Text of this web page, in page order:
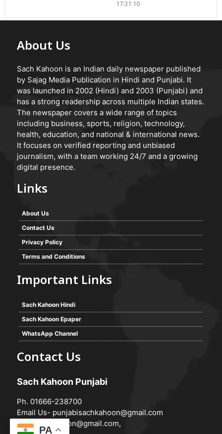
17:31:10
About Us
Sach Kahoon is an Indian daily newspaper published
by Sajag Media Publication in Hindi and Punjabi. It
was launched in 2002 (Hindi) and 2003 (Punjabi) and
has a strong readership across multiple Indian states.
The newspaper covers a wide range of topics
including business, sports, religion, technology,
health, education, and national & international news.
It focuses on verified reporting and unbiased
journalism, with a team working 24/7 and a growing
digital presence.
Links
About Us
Contact Us
Privacy Policy
Terms and Conditions
Important Links
Sach Kahoon Hindi
Sach Kahoon Epaper
WhatsApp Channel
Contact Us
Sach Kahoon Punjabi
Ph. 01666-238700
Email Us- punjabisachkahoon@gmail.com
hindisachkahoon@gmail.com,
PA